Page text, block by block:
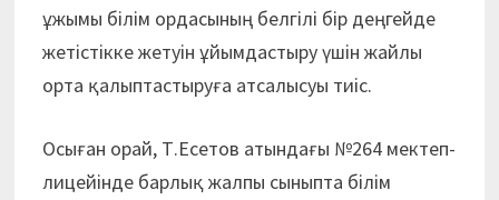
ұжымы білім ордасының белгілі бір деңгейде
жетістікке жетуін ұйымдастыру үшін жайлы
орта қалыптастыруға атсалысуы тиіс.
Осыған орай, Т.Есетов атындағы №264 мектеп-
лицейінде барлық жалпы сыныпта білім